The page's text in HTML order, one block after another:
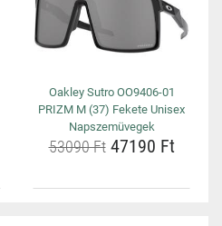
Oakley Sutro OO9406-01
PRIZM M (37) Fekete Unisex
Napszemüvegek
53090 Ft47190 Ft